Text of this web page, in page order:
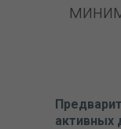
активных